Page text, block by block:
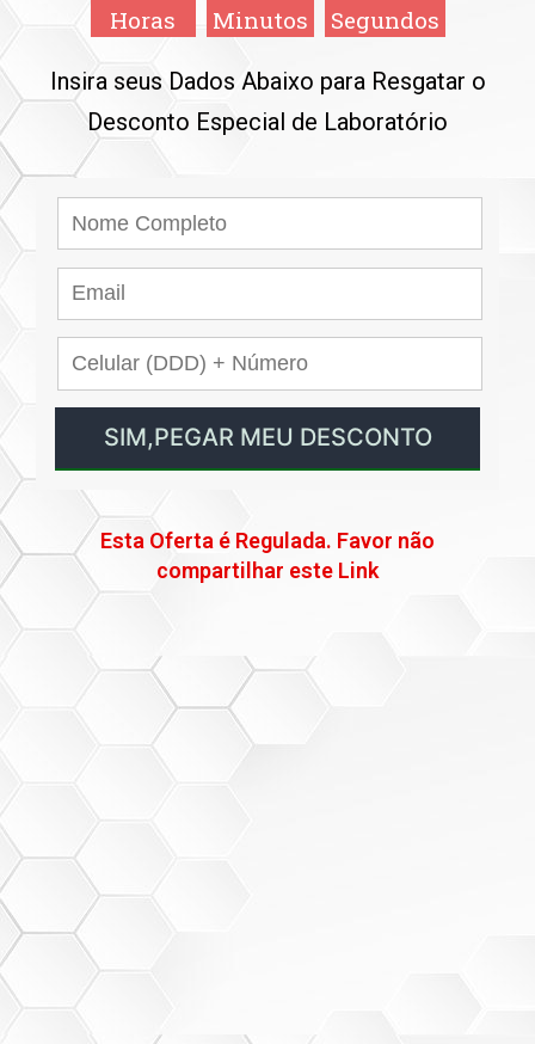
Horas Minutos Segundos
Insira seus Dados Abaixo para Resgatar o
Desconto Especial de Laboratório
Esta Oferta é Regulada. Favor não
compartilhar este Link